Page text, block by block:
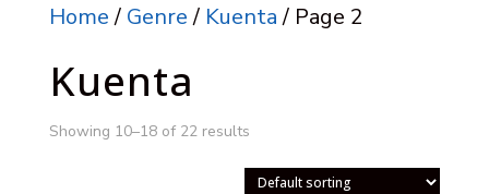
Home/ Genre/ Kuenta/ Page 2
Kuenta
Showing 10–18 of 22 results